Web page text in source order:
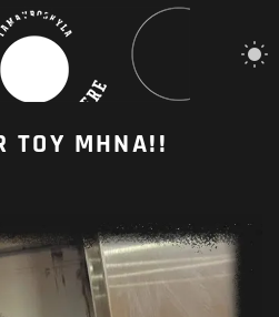
TOY MHNA!!